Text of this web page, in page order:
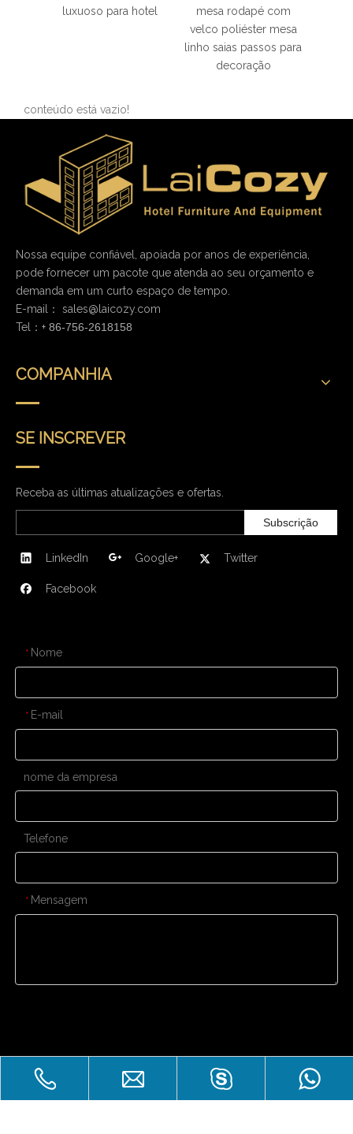
luxuoso para hotel
mesa rodapé com
velco poliéster mesa
linho saias passos para
decoração
conteúdo está vazio!
Nossa equipe confiável, apoiada por anos de experiência,
pode fornecer um pacote que atenda ao seu orçamento e
demanda em um curto espaço de tempo.
E-mail： sales@laicozy.com
Tel：+ 86-756-2618158
COMPANHIA
SE INSCREVER
Receba as últimas atualizações e ofertas.
Subscrição
LinkedIn Google+ Twitter
Facebook
CONTATE-NOS
* Nome
* E-mail
nome da empresa
Telefone
* Mensagem
Enviar
Venda imperdível